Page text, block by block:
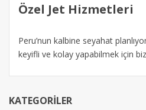
Özel Jet Hizmetleri
Peru’nun kalbine seyahat
keyifli ve kolay yapabilmek için
KATEGORILER